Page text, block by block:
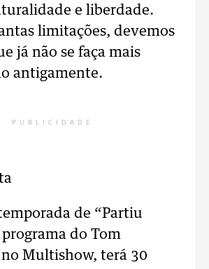
e liberdade.
limitações, devemos
já não se faça mais
antigamente.
PUBLICIDADE
de “Partiu
do Tom
Multishow, terá 30